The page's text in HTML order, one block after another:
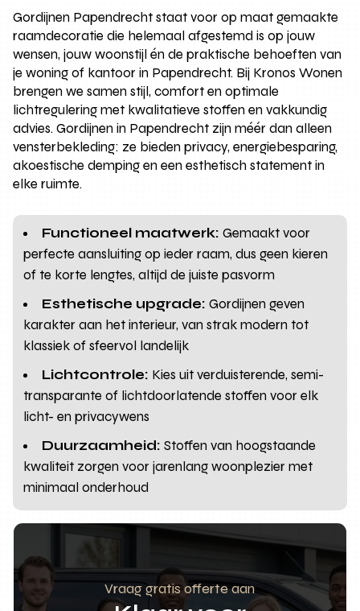
Gordijnen Papendrecht staat voor op maat gemaakte
raamdecoratie die helemaal afgestemd is op jouw
wensen, jouw woonstijl én de praktische behoeften van
je woning of kantoor in Papendrecht. Bij Kronos Wonen
brengen we samen stijl, comfort en optimale
lichtregulering met kwalitatieve stoffen en vakkundig
advies. Gordijnen in Papendrecht zijn méér dan alleen
vensterbekleding: ze bieden privacy, energiebesparing,
akoestische demping en een esthetisch statement in
elke ruimte.
Functioneel maatwerk: Gemaakt voor
perfecte aansluiting op ieder raam, dus geen kieren
of te korte lengtes, altijd de juiste pasvorm
Esthetische upgrade: Gordijnen geven
karakter aan het interieur, van strak modern tot
klassiek of sfeervol landelijk
Lichtcontrole: Kies uit verduisterende, semi-
transparante of lichtdoorlatende stoffen voor elk
licht- en privacywens
Duurzaamheid: Stoffen van hoogstaande
kwaliteit zorgen voor jarenlang woonplezier met
minimaal onderhoud
Vraag gratis offerte aan